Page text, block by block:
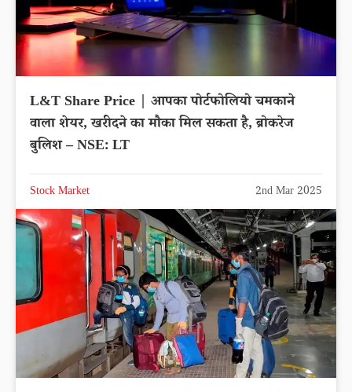
L&T Share Price | आपका पोर्टफोलियो चमकाने
वाला शेयर, खरीदने का मौका मिल सकता है, ब्रोकरेज
बुलिश – NSE: LT
Stock Market 2nd Mar 2025